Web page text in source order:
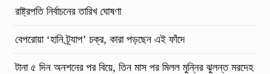
রাষ্ট্রপতি নির্বাচনের তারিখ ঘোষণা
বেপরোয়া ‘হানি ট্র্যাপ’ চক্র, কারা পড়ছেন এই ফাঁদে
টানা ৫ দিন অনশনের পর বিয়ে, তিন মাস পর মিলল মুন্নির ঝুলন্ত মরদেহ